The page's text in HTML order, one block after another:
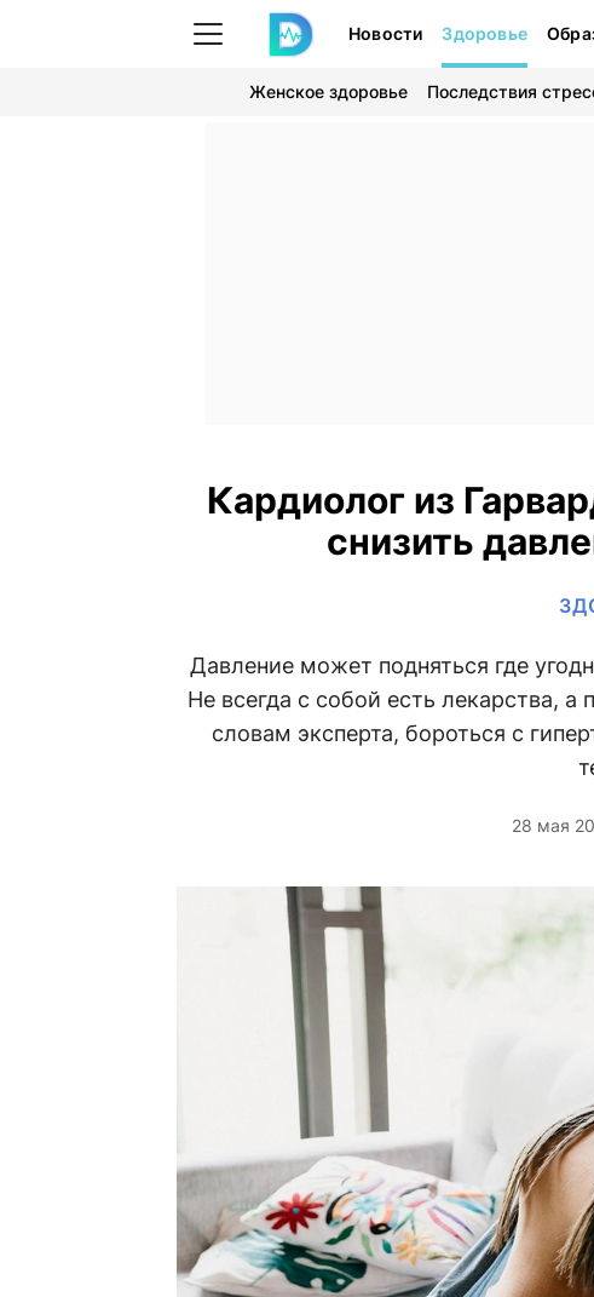
Новости Здоровье
Женское здоровье Последствия
Кардиолог из
снизить
Давление может подняться где
Не всегда с собой есть лекарства,
словам эксперта, бороться с
28 мая